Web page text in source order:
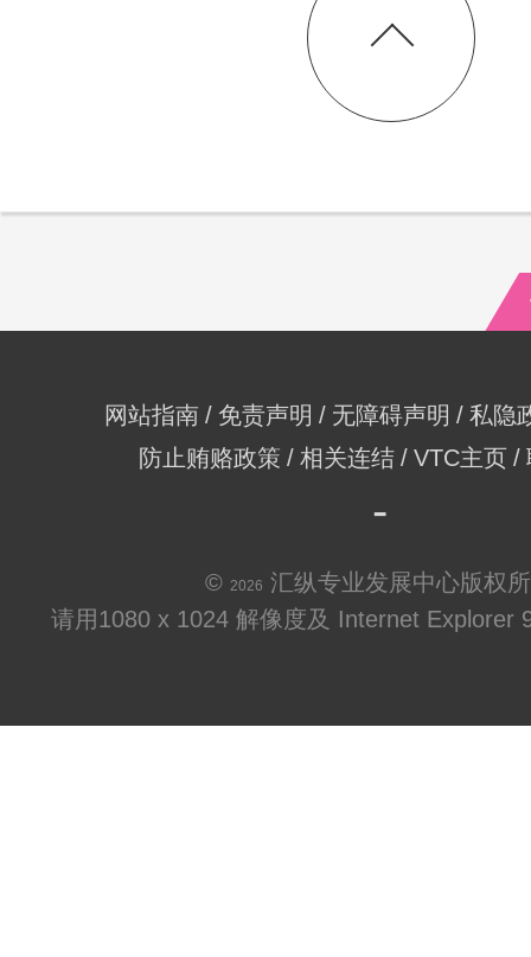
网站指南 免责声明 无障碍声明
私隐
防止贿赂政策
相关连结 VTC主页
© 2026 汇纵专业发展中心版权
请用1080 x 1024 解像度及 Internet Explorer